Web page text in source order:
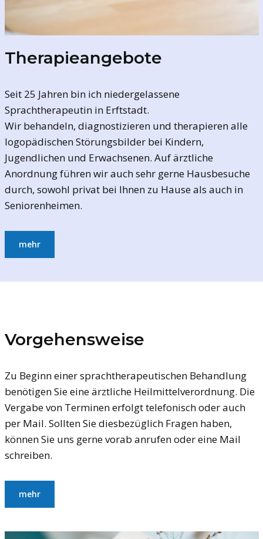
Therapieangebote
Seit 25 Jahren bin ich niedergelassene
Sprachtherapeutin in Erftstadt.
Wir behandeln, diagnostizieren und therapieren alle
logopädischen Störungsbilder bei Kindern,
Jugendlichen und Erwachsenen. Auf ärztliche
Anordnung führen wir auch sehr gerne Hausbesuche
durch, sowohl privat bei Ihnen zu Hause als auch in
Seniorenheimen.
mehr
Vorgehensweise
Zu Beginn einer sprachtherapeutischen Behandlung
benötigen Sie eine ärztliche Heilmittelverordnung. Die
Vergabe von Terminen erfolgt telefonisch oder auch
per Mail. Sollten Sie diesbezüglich Fragen haben,
können Sie uns gerne vorab anrufen oder eine Mail
schreiben.
mehr